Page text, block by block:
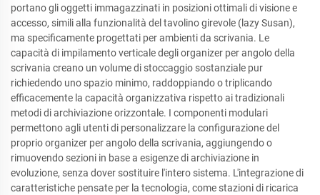
portano gli oggetti immagazzinati in posizioni ottimali di visione e
accesso, simili alla funzionalità del tavolino girevole (lazy Susan),
ma specificamente progettati per ambienti da scrivania. Le
capacità di impilamento verticale degli organizer per angolo della
scrivania creano un volume di stoccaggio sostanziale pur
richiedendo uno spazio minimo, raddoppiando o triplicando
efficacemente la capacità organizzativa rispetto ai tradizionali
metodi di archiviazione orizzontale. I componenti modulari
permettono agli utenti di personalizzare la configurazione del
proprio organizer per angolo della scrivania, aggiungendo o
rimuovendo sezioni in base a esigenze di archiviazione in
evoluzione, senza dover sostituire l'intero sistema. L'integrazione di
caratteristiche pensate per la tecnologia, come stazioni di ricarica